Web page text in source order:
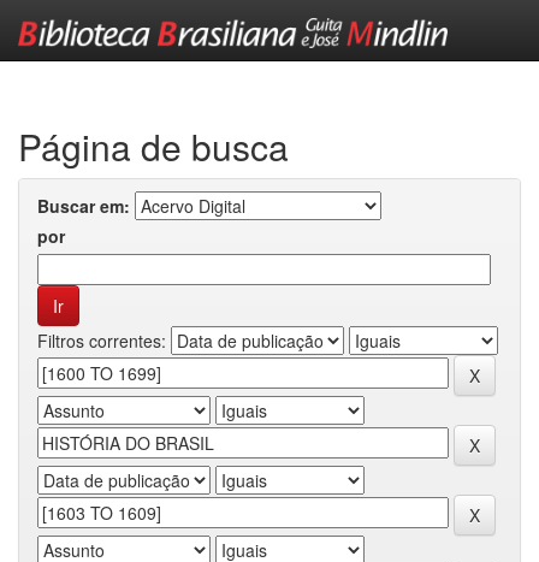
Página de busca
Buscar em:
por
Filtros correntes: